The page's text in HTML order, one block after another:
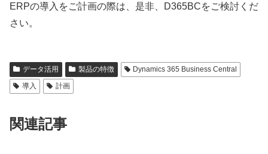
ERPの導入をご計画の際は、是非、D365BCをご検討くだ
さい。
データ活用 製品の特徴
Dynamics 365 Business Central
導入
計画
関連記事